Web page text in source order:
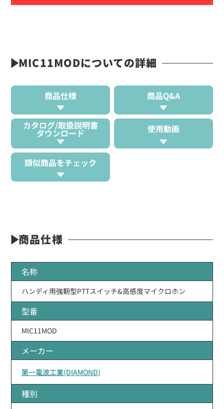
MIC11MODについての詳細
商品仕様 商品Q&A
カタログ/取扱説明書
ダウンロード 使用動画
類似商品をチェック
商品仕様
名称
ハンディ用強靭型PTTスイッチ&高感度マイクロホン
型番
MIC11MOD
メーカー
第一電波工業(DIAMOND)
種別